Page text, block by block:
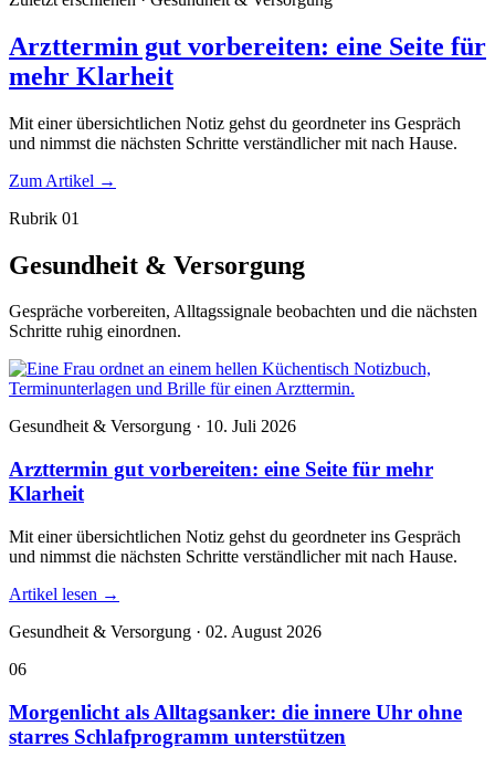
Arzttermin gut vorbereiten: eine Seite für
mehr Klarheit
Mit einer übersichtlichen Notiz gehst du geordneter ins Gespräch
und nimmst die nächsten Schritte verständlicher mit nach Hause.
Zum Artikel →
Rubrik 01
Gesundheit & Versorgung
Gespräche vorbereiten, Alltagssignale beobachten und die nächsten
Schritte ruhig einordnen.
Gesundheit & Versorgung · 10. Juli 2026
Arzttermin gut vorbereiten: eine Seite für mehr
Klarheit
Mit einer übersichtlichen Notiz gehst du geordneter ins Gespräch
und nimmst die nächsten Schritte verständlicher mit nach Hause.
Artikel lesen →
Gesundheit & Versorgung · 02. August 2026
06
Morgenlicht als Alltagsanker: die innere Uhr ohne
starres Schlafprogramm unterstützen